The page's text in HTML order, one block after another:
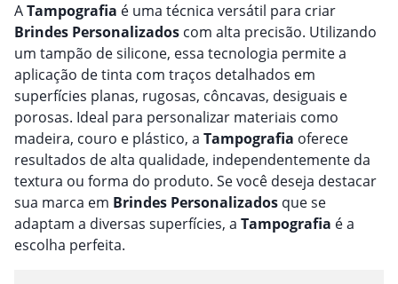
ATampografia é uma técnica versátil para criar
Brindes Personalizados com alta precisão. Utilizando
um tampão de silicone, essa tecnologia permite a
aplicação de tinta com traços detalhados em
superfícies planas, rugosas, côncavas, desiguais e
porosas. Ideal para personalizar materiais como
madeira, couro e plástico, a Tampografia oferece
resultados de alta qualidade, independentemente da
textura ou forma do produto. Se você deseja destacar
sua marca em Brindes Personalizados que se
adaptam a diversas superfícies, a Tampografia é a
escolha perfeita.